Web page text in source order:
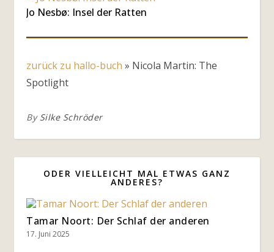
Jo Nesbø: Insel der Ratten
zurück zu hallo-buch » Nicola Martin: The
Spotlight
By Silke Schröder
ODER VIELLEICHT MAL ETWAS GANZ
ANDERES?
Tamar Noort: Der Schlaf der anderen
17. Juni 2025